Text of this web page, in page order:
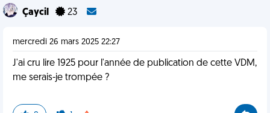
Çaycil 23
mercredi 26 mars 2025 22:27
J'ai cru lire 1925 pour l'année de publication de cette VDM,
me serais-je trompée ?